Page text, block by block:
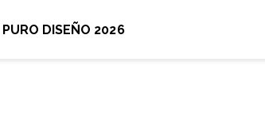
PURO DISEÑO 2026